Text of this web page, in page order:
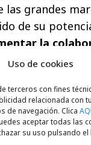
Uso de cookies
terceros con fines
relacionada con
de navegación. Clica
aceptar todas las
su uso pulsando
las grandes
de su
la
al talento en
y
de El
al equipo